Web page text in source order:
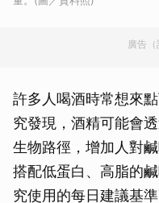
廣告（
許多人喝酒時常想來
究發現，酒精可能會
生物路徑，增加人對
搭配低蛋白、高脂的
究使用的每日建議基